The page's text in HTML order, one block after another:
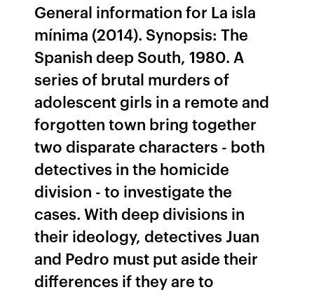
General information for La isla
mínima (2014). Synopsis: The
Spanish deep South, 1980. A
series of brutal murders of
adolescent girls in a remote and
forgotten town bring together
two disparate characters - both
detectives in the homicide
division - to investigate the
cases. With deep divisions in
their ideology, detectives Juan
and Pedro must put aside their
differences if they are to